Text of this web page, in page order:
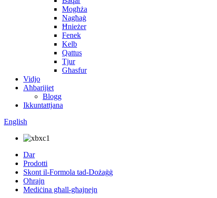
Mogħża
Nagħaġ
Ħnieżer
Fenek
Kelb
Qattus
Tjur
Għasfur
Vidjo
Aħbarijiet
Blogg
Ikkuntattjana
English
Dar
Prodotti
Skont il-Formola tad-Dożaġġ
Oħrajn
Mediċina għall-għajnejn